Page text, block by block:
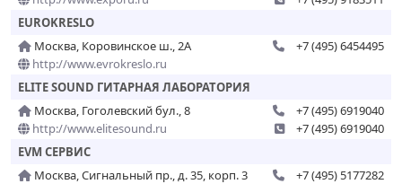
EUROKRESLO
Москва, Коровинское ш., 2А
http://www.evrokreslo.ru
+7 (495) 6454495
ELITE SOUND ГИТАРНАЯ ЛАБОРАТОРИЯ
Москва, Гоголевский бул., 8
http://www.elitesound.ru
+7 (495) 6919040
+7 (495) 6919040
EVM СЕРВИС
Москва, Сигнальный пр., д. 35, корп. 3
+7 (495) 5177282